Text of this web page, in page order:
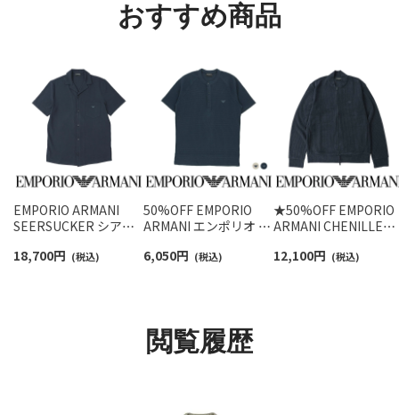
おすすめ商品
EMPORIO ARMANI
SEERSUCKER シアサ
EUサイズ メンズ
18,700円 (税込)
50%OFF EMPORIO
ARMANI エンポリオ ア
TERRY ヘンリーネッ
6,050円 (税込)
★50%OFF EMPORIO
ARMANI CHENILLE
長袖 フルジップ ジャ
12,100円 (税込)
閲覧履歴